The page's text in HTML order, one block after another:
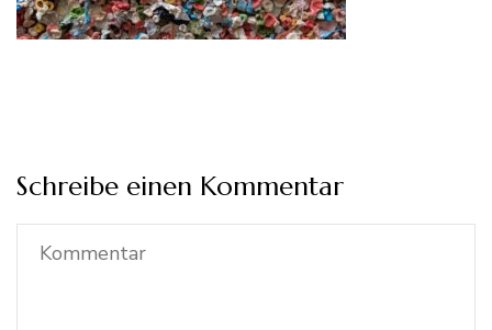
Schreibe einen Kommentar